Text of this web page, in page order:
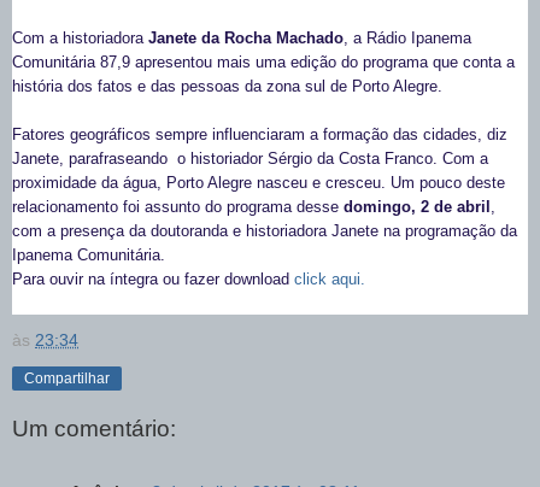
Com a historiadora Janete da Rocha Machado , a Rádio Ipanema
Comunitária 87,9 apresentou mais uma edição do programa que conta a
história dos fatos e das pessoas da zona sul de Porto Alegre.
Fatores geográficos sempre influenciaram a formação das cidades, diz
Janete, parafraseando o historiador Sérgio da Costa Franco. Com a
proximidade da água, Porto Alegre nasceu e cresceu. Um pouco deste
relacionamento foi assunto do programa desse domingo, 2 de abril
com a presença da doutoranda e historiadora Janete na programação da
Ipanema Comunitária.
Para ouvir na íntegra ou fazer download click aqui.
às 23:34
Compartilhar
Um comentário: